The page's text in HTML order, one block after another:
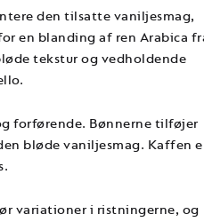
den tilsatte vaniljesmag,
en blanding af ren Arabica
tekstur og vedholdende
forførende. Bønnerne tilføjer
bløde vaniljesmag. Kaffen
variationer i ristningerne, og